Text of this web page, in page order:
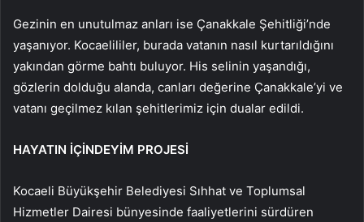
Gezinin en unutulmaz anları ise Çanakkale Şehitliği’nde
yaşanıyor. Kocaelililer, burada vatanın nasıl kurtarıldığını
yakından görme bahtı buluyor. His selinin yaşandığı,
gözlerin dolduğu alanda, canları değerine Çanakkale’yi ve
vatanı geçilmez kılan şehitlerimiz için dualar edildi.
HAYATIN İÇİNDEYİM PROJESİ
Kocaeli Büyükşehir Belediyesi Sıhhat ve Toplumsal
Hizmetler Dairesi bünyesinde faaliyetlerini sürdüren